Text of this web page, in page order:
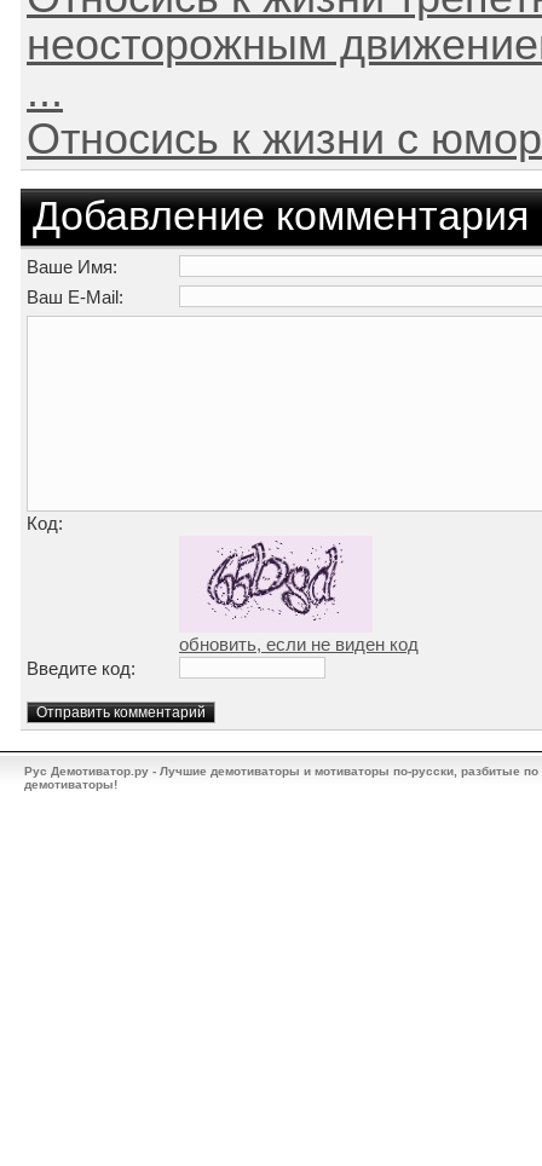
неосторожным
...
Относись к жизни с
Добавление комментария
Ваше Имя:
Ваш E-Mail:
Код:
обновить, если не виден код
Введите код:
Рус Демотиватор.ру - Лучшие демотиваторы и мотиваторы по-русски, разбитые
демотиваторы!